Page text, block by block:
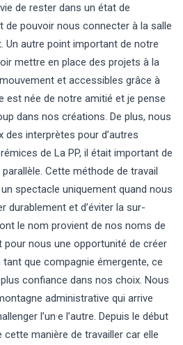
de rester dans un état de
de pouvoir nous connecter à la salle
Un autre point important de notre
mettre en place des projets à la
et accessibles grâce à
est née de notre amitié et je pense
dans nos créations. De plus, nous
des interprètes pour d’autres
de La PP, il était important de
Cette méthode de travail
spectacle uniquement quand nous
durablement et d’éviter la sur-
le nom provient de nos noms de
nous une opportunité de créer
tant que compagnie émergente, ce
confiance dans nos choix. Nous
administrative qui arrive
l’un·e l’autre. Depuis le début
cette manière de travailler car elle